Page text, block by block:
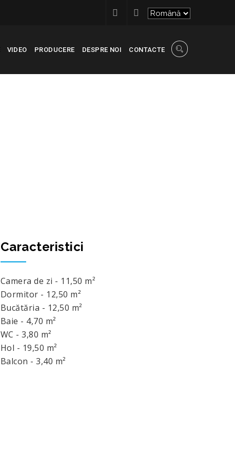
VIDEO PRODUCERE DESPRE NOI CONTACTE
Caracteristici
Camera de zi - 11,50 m²
Dormitor - 12,50 m²
Bucătăria - 12,50 m²
Baie - 4,70 m²
WC - 3,80 m²
Hol - 19,50 m²
Balcon - 3,40 m²